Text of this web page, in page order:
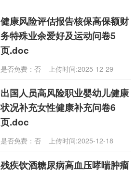
健康风险评估报告核保高保额财
务特殊业余爱好及运动问卷5
页.doc
是否免费：否 上传时间:2025-12-29
出国人员高风险职业婴幼儿健康
状况补充女性健康补充问卷6
页.doc
是否免费：否 上传时间:2025-12-18
残疾饮酒糖尿病高血压哮喘肿瘤